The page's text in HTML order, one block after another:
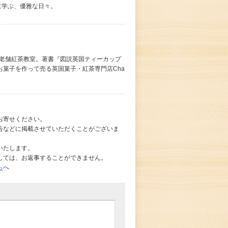
ぶ、優雅な日々。
舗紅茶教室。著書『図説英国ティーカップ
子を作って売る英国菓子・紅茶専門店Cha
せください。
どに掲載させていただくことがございま
します。
は、お返事することができません。
へ